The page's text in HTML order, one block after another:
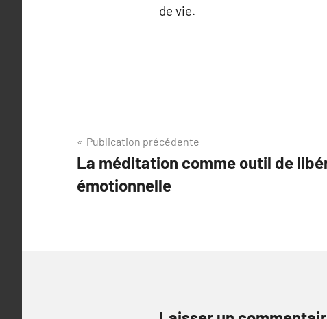
de vie.
Navigation
de
l’article
Publication précédente
La méditation comme outil de
émotionnelle